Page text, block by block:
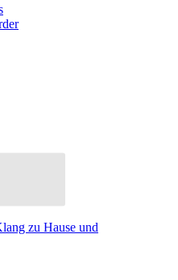
zu Hause und